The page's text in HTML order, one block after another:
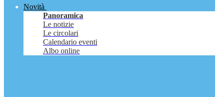
Novità
Panoramica
Le notizie
Le circolari
Calendario eventi
Albo online